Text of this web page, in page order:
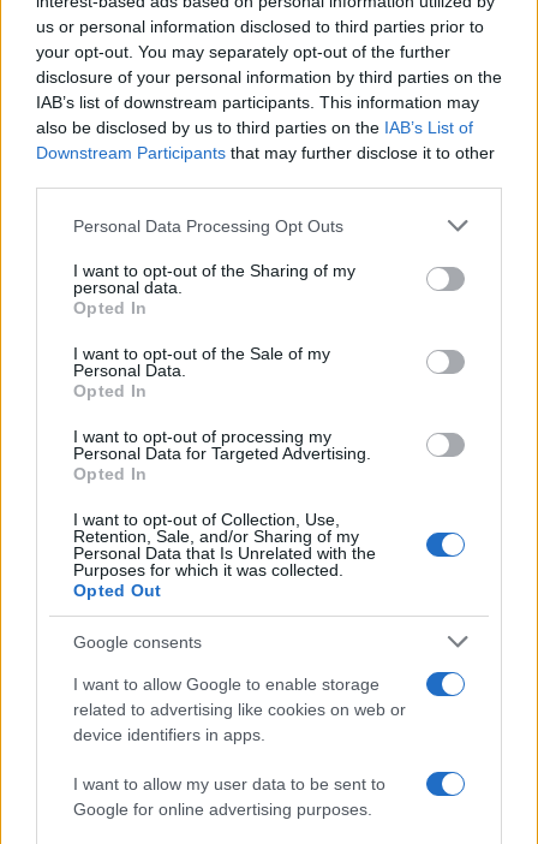
us or personal information disclosed to third parties prior to
your opt-out. You may separately opt-out of the further
disclosure of your personal information by third parties on the
IAB’s list of downstream participants. This information may
also be disclosed by us to third parties on the IAB’s List of
Downstream Participants that may further disclose it to other
Please note that this website/app uses one or more Google
not limited to your visit or usage behaviour. You may click to
grant or deny consent to Google and its third-party tags to
use your data for below specified purposes in below Google
consent section.
Personal Data Processing Opt Outs
I want to opt-out of the Sharing of my
personal data.
Opted In
I want to opt-out of the Sale of my
Personal Data.
Opted In
I want to opt-out of processing my
Personal Data for Targeted Advertising.
Opted In
I want to opt-out of Collection, Use,
Retention, Sale, and/or Sharing of my
Personal Data that Is Unrelated with the
Purposes for which it was collected.
Opted Out
Google consents
I want to allow Google to enable storage
related to advertising like cookies on web or
device identifiers in apps.
I want to allow my user data to be sent to
Google for online advertising purposes.
Programación deportiva gratuita: lo que
no te puedes perder en agosto de 2026
DEPORTES
FIFA anuncia que las futbolistas recibirán
baja de maternidad
La FIFA anunció que las futbolistas profesionales recibirán…
DEPORTES